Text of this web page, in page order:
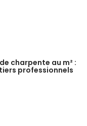
charpente au m² :
professionnels